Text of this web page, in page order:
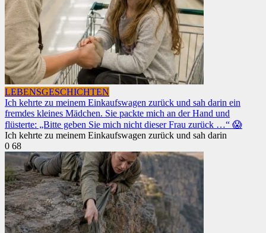
LEBENSGESCHICHTEN
Ich kehrte zu meinem Einkaufswagen zurück und sah darin ein
fremdes kleines Mädchen. Sie packte mich an der Hand und
flüsterte: „Bitte geben Sie mich nicht dieser Frau zurück …“ 😱
Ich kehrte zu meinem Einkaufswagen zurück und sah darin
0 68